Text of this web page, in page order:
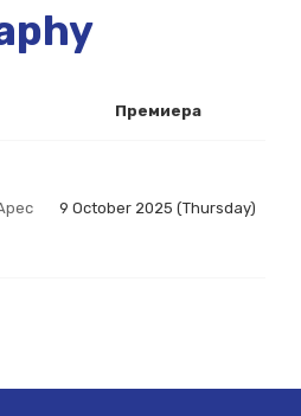
Премиера
9 October 2025 (Thursday)